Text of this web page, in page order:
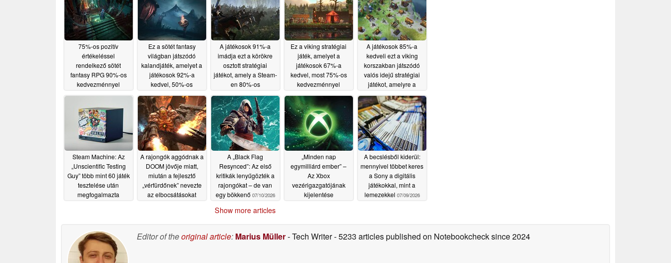
75%-os pozitív
értékeléssel
rendelkező sötét
fantasy RPG 90%-os
kedvezménnyel
Ez a sötét fantasy
világban játszódó
kalandjáték, amelyet a
játékosok 92%-a
kedvel, 50%-os
kapható a Steam-en
07/15/2026
A játékosok 91%-a
imádja ezt a körökre
osztott stratégiai
játékot, amely a Steam-
en 80%-os
kapható07/14/2026
Ez a viking stratégiai
játék, amelyet a
játékosok 67%-a
kedvel, most 75%-os
kedvezménnyel
07/12/2026
A játékosok 85%-a
kedveli ezt a viking
korszakban játszódó
valós idejű stratégiai
játékot, amelyre a
kedvezmény érvényes
07/11/2026
Steam Machine: Az
„Unscientific Testing
Guy” több mint 60 játék
tesztelése után
megfogalmazta
A rajongók aggódnak a
DOOM jövője miatt,
miután a fejlesztő
„vérfürdőnek” nevezte
az elbocsátásokat
A „Black Flag
Resynced”: Az első
kritikák lenyűgözték a
rajongókat – de van
egy bökkenő 07/10/2026
„Minden nap
egymilliárd ember” –
Az Xbox
vezérigazgatójának
kijelentése
A becslésből kiderül:
mennyivel többet keres
a Sony a digitális
játékokkal, mint a
lemezekkel 07/09/2026
Show more articles
Editor of theoriginal article: Marius Müller- Tech Writer- 5233 articles published on Notebookchecksince 2024